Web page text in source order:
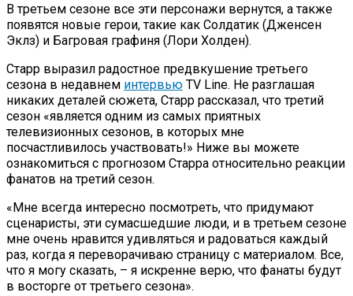
В третьем сезоне все эти персонажи вернутся, а также
появятся новые герои, такие как Солдатик (Дженсен
Эклз) и Багровая графиня (Лори Холден).
Старр выразил радостное предвкушение третьего
сезона в недавнем интервью TV Line. Не разглашая
никаких деталей сюжета, Старр рассказал, что третий
сезон «является одним из самых приятных
телевизионных сезонов, в которых мне
посчастливилось участвовать!» Ниже вы можете
ознакомиться с прогнозом Старра относительно реакции
фанатов на третий сезон.
«Мне всегда интересно посмотреть, что придумают
сценаристы, эти сумасшедшие люди, и в третьем сезоне
мне очень нравится удивляться и радоваться каждый
раз, когда я переворачиваю страницу с материалом. Все,
что я могу сказать, – я искренне верю, что фанаты будут
в восторге от третьего сезона».